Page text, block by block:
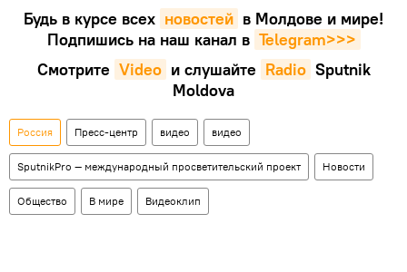
Будь в курсе всех новостей в Молдове и мире!
Подпишись на наш канал в Telegram>>>
Смотрите Video и слушайте Radio Sputnik
Moldova
Россия Пресс-центр видео видео
SputnikPro — международный просветительский проект Новости
Общество В мире Видеоклип